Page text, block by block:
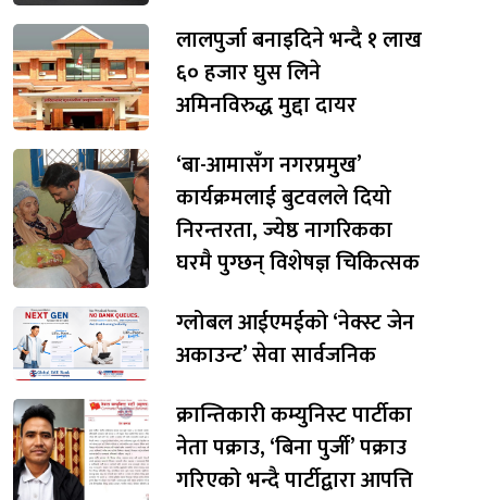
लालपुर्जा बनाइदिने भन्दै १ लाख
६० हजार घुस लिने
अमिनविरुद्ध मुद्दा दायर
‘बा-आमासँग नगरप्रमुख’
कार्यक्रमलाई बुटवलले दियो
निरन्तरता, ज्येष्ठ नागरिकका
घरमै पुग्छन् विशेषज्ञ चिकित्सक
ग्लोबल आईएमईको ‘नेक्स्ट जेन
अकाउन्ट’ सेवा सार्वजनिक
क्रान्तिकारी कम्युनिस्ट पार्टीका
नेता पक्राउ, ‘बिना पुर्जी’ पक्राउ
गरिएको भन्दै पार्टीद्वारा आपत्ति